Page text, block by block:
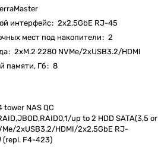
интерфейс: 2x2,5GbE RJ-45
мест под накопители: 2
: 2xM.2 2280 NVMe/2xUSB3.2/HDMI
памяти, Гб: 8
NAS QC
up to 2 HDD SATA(3,5 or
2xUSB3.2/HDMI/2x2,5GbE RJ-
(repl. F4-423)